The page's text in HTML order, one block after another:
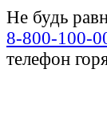
Не будь
8-800-100-
телефон